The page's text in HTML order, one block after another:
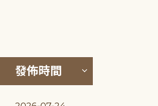
單位排序 (升降冪)
發佈時間 按發佈時間